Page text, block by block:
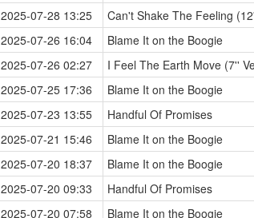
2025-07-28 13:25
Can't Shake The Feeling
2025-07-26 16:04
Blame It on the Boogie
2025-07-26 02:27
I Feel The Earth Move (7''
2025-07-25 17:36
Blame It on the Boogie
2025-07-23 13:55
Handful Of Promises
2025-07-21 15:46
Blame It on the Boogie
2025-07-20 18:37
Blame It on the Boogie
2025-07-20 09:33
Handful Of Promises
2025-07-20 07:58
Blame It on the Boogie